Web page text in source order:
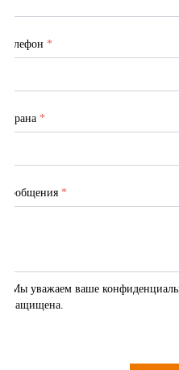
Телефон *
Страна *
Сообщения *
Мы уважаем ваше
защищена.